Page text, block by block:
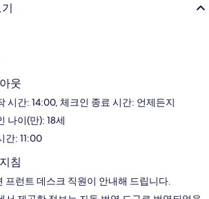
웃
시간: 14:00, 체크인 종료 시간: 언제든지
나이(만): 18세
간: 11:00
침
프런트 데스크 직원이 안내해 드립니다.